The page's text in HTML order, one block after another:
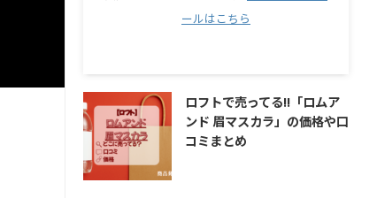
ールはこちら
ロフトで売ってる!!「ロムア
ンド 眉マスカラ」の価格や口
コミまとめ